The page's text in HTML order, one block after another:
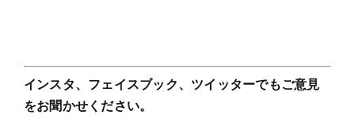
インスタ、フェイスブック、ツイッターでもご意見
をお聞かせください。